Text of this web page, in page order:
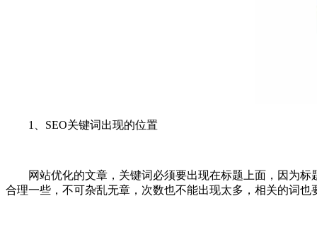
1、SEO关键词出现的位置
网站优化的文章，关键词必须要出现在标题上面，因为标
合理一些，不可杂乱无章，次数也不能出现太多，相关的词